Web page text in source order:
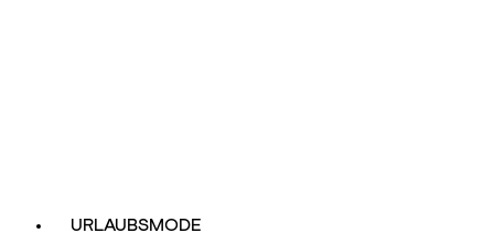
URLAUBSMODE